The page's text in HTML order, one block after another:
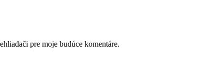
pre moje budúce komentáre.